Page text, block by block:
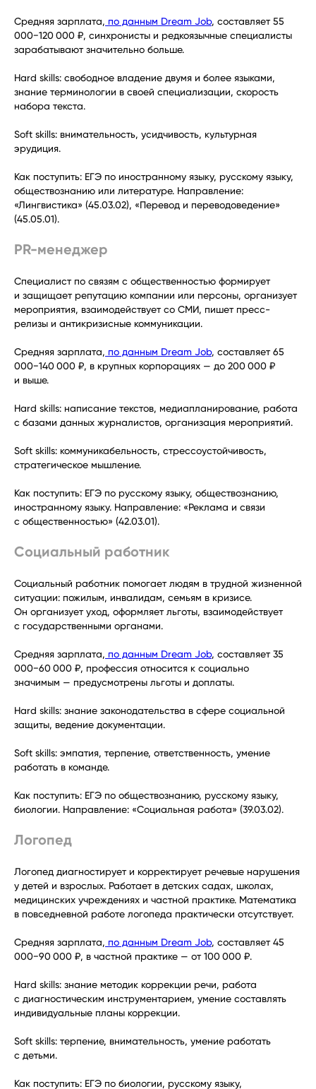
Средняя зарплата, по данным Dream Job, составляет 55
000−120 000 ₽, синхронисты и редкоязычные специалисты
зарабатывают значительно больше.
Hard skills: свободное владение двумя и более языками,
знание терминологии в своей специализации, скорость
набора текста.
Soft skills: внимательность, усидчивость, культурная
эрудиция.
Как поступить: ЕГЭ по иностранному языку, русскому языку,
обществознанию или литературе. Направление:
«Лингвистика» (45.03.02), «Перевод и переводоведение»
(45.05.01).
PR-менеджер
Специалист по связям с общественностью формирует
и защищает репутацию компании или персоны, организует
мероприятия, взаимодействует со СМИ, пишет пресс-
релизы и антикризисные коммуникации.
Средняя зарплата, по данным Dream Job, составляет 65
000−140 000 ₽, в крупных корпорациях — до 200 000 ₽
и выше.
Hard skills: написание текстов, медиапланирование, работа
с базами данных журналистов, организация мероприятий.
Soft skills: коммуникабельность, стрессоустойчивость,
стратегическое мышление.
Как поступить: ЕГЭ по русскому языку, обществознанию,
иностранному языку. Направление: «Реклама и связи
с общественностью» (42.03.01).
Социальный работник
Социальный работник помогает людям в трудной жизненной
ситуации: пожилым, инвалидам, семьям в кризисе.
Он организует уход, оформляет льготы, взаимодействует
с государственными органами.
Средняя зарплата, по данным Dream Job, составляет 35
000−60 000 ₽, профессия относится к социально
значимым — предусмотрены льготы и доплаты.
Hard skills: знание законодательства в сфере социальной
защиты, ведение документации.
Soft skills: эмпатия, терпение, ответственность, умение
работать в команде.
Как поступить: ЕГЭ по обществознанию, русскому языку,
биологии. Направление: «Социальная работа» (39.03.02).
Логопед
Логопед диагностирует и корректирует речевые нарушения
у детей и взрослых. Работает в детских садах, школах,
медицинских учреждениях и частной практике. Математика
в повседневной работе логопеда практически отсутствует.
Средняя зарплата, по данным Dream Job, составляет 45
000−90 000 ₽, в частной практике — от 100 000 ₽.
Hard skills: знание методик коррекции речи, работа
с диагностическим инструментарием, умение составлять
индивидуальные планы коррекции.
Soft skills: терпение, внимательность, умение работать
с детьми.
Как поступить: ЕГЭ по биологии, русскому языку,